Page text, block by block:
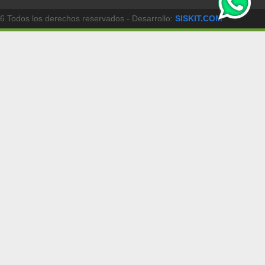
Todos los derechos reservados - Desarrollo: SISKIT.COM